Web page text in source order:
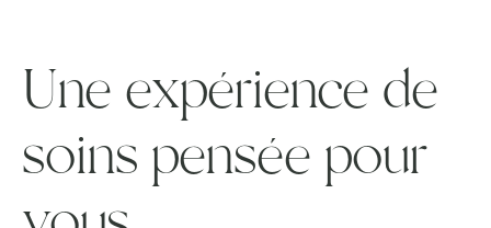
Une expérience de
soins pensée pour